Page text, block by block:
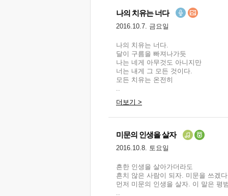
나의 치유는 너다
2016.10.7. 금요일
나의 치유는 너다.
달이 구름을 빠져나가듯
나는 네게 아무것도 아니지만
너는 내게 그 모든 것이다.
모든 치유는 온전히
더보기 >
미문의 인생을 살자
2016.10.8. 토요일
흔한 인생을 살아가더라도
흔치 않은 사람이 되자. 미문을 쓰겠다
먼저 미문의 인생을 살자. 이 말은 평
..